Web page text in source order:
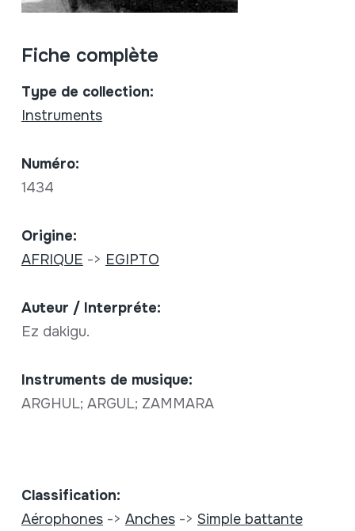
Fiche complète
Type de collection:
Instruments
Numéro:
1434
Origine:
AFRIQUE -> EGIPTO
Auteur / Interpréte:
Ez dakigu.
Instruments de musique:
ARGHUL; ARGUL; ZAMMARA
Classification:
Aérophones-> Anches-> Simple battante